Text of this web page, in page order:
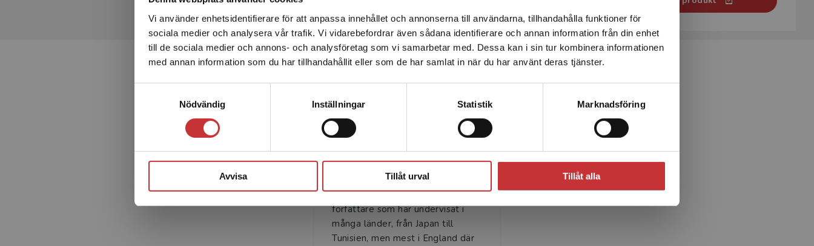
Vi använder enhetsidentifierare för att anpassa innehållet och annonserna till användarna, tillhandahålla funktioner för
sociala medier och analysera vår trafik. Vi vidarebefordrar även sådana identifierare och annan information från din enhet
till de sociala medier och annons- och analysföretag som vi samarbetar med. Dessa kan i sin tur kombinera informationen
med annan information som du har tillhandahållit eller som de har samlat in när du har använt deras tjänster.
Nödvändig
Inställningar Statistik Marknadsföring
Avvisa Tillåt urval Tillåt alla
Det verkar som att du besöker studentlitteratur.se via en
enhet utanför Sverige. Vi erbjuder inte leveranser utanför
Sverige. För att kunna slutföra ett köp måste
leveransadressen vara i Sverige.Läs mer
• läromedlets självrättande ordövningar
• filmade genomgånger där författaren förklarar olika ordinlärningsstrategier
Det digitala läromedlet kan användas på dator, surfplatta och till viss del i mobil, och är giltig ett år från
Författare
Diane Schmitt
Diane Schmitt är en lärare och
författare som har undervisat i
många länder, från Japan till
Tunisien, men mest i England där